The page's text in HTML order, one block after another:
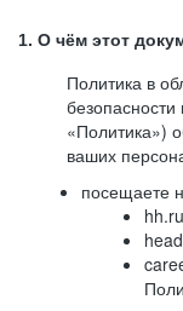
1. О чём этот
Политика в
«Политика»)
ваших
посещаете